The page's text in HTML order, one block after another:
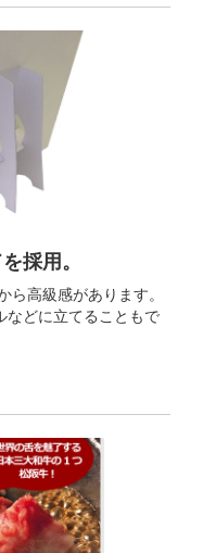
採用。
ら高級感があります。
などに立てることもで